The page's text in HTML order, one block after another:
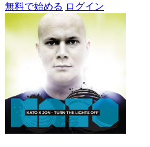
無料で始める ログイン